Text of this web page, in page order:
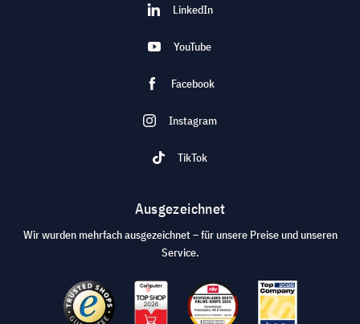
LinkedIn
YouTube
Facebook
Instagram
TikTok
Ausgezeichnet
Wir wurden mehrfach ausgezeichnet – für unsere Preise und unseren
Service.